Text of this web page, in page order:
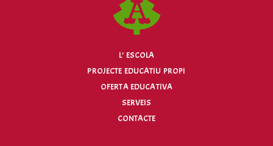
L’ ESCOLA
PROJECTE EDUCATIU PROPI
OFERTA EDUCATIVA
SERVEIS
CONTACTE